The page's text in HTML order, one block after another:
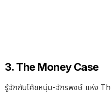
3. The Money Case
รู้จักกับโค้ชหนุ่ม-จักรพงษ์ แห่ง